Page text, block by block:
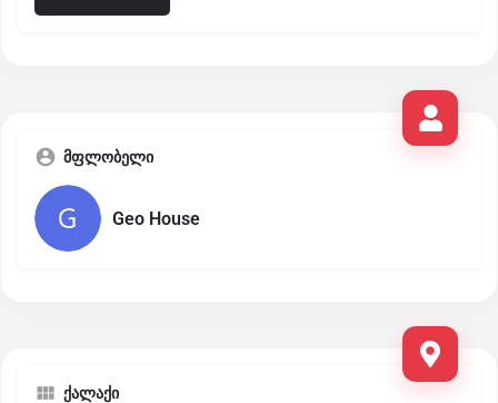
მფლობელი
Geo House
ქალაქი